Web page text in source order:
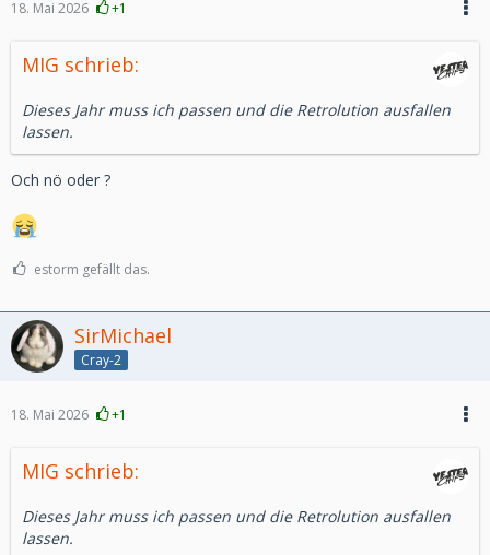
18. Mai 2026 +1
MIG schrieb:
Dieses Jahr muss ich passen und die Retrolution ausfallen
lassen.
Och nö oder ?
estorm gefällt das.
SirMichael
Cray-2
18. Mai 2026 +1
MIG schrieb:
Dieses Jahr muss ich passen und die Retrolution ausfallen
lassen.